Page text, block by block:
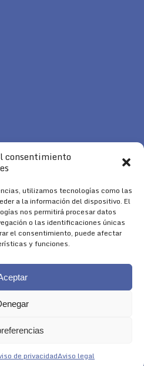
consentimiento
utilizamos tecnologías como las
a la información del dispositivo. El
nos permitirá procesar datos
o las identificaciones únicas
el consentimiento, puede afectar
y funciones.
de privacidadAviso legal
Legal|Política de Cookies